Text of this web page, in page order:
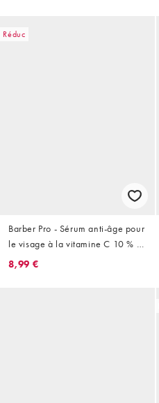
Réduc
Barber Pro - Sérum anti-âge pour
le visage à la vitamine C 10 % -
30 ml
8,99 €